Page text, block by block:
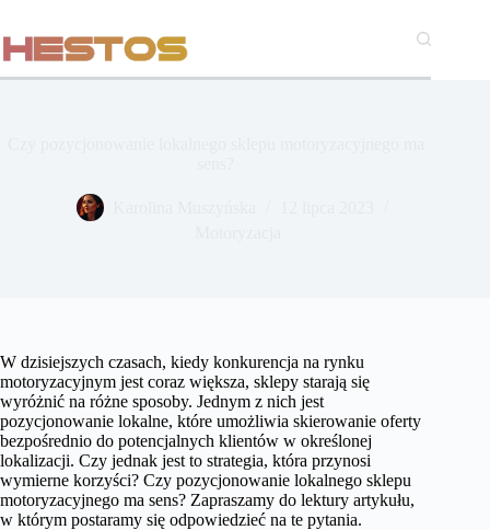
treści
W dzisiejszych czasach, kiedy konkurencja na rynku
motoryzacyjnym jest coraz większa, sklepy starają się
wyróżnić na różne sposoby. Jednym z nich jest
pozycjonowanie lokalne, które umożliwia skierowanie oferty
bezpośrednio do potencjalnych klientów w określonej
lokalizacji. Czy jednak jest to strategia, która przynosi
wymierne korzyści? Czy pozycjonowanie lokalnego sklepu
motoryzacyjnego ma sens? Zapraszamy do lektury artykułu,
w którym postaramy się odpowiedzieć na te pytania.